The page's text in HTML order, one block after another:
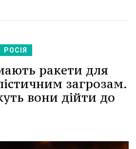
РОСІЯ
ракети для
загрозам.
вони дійти до